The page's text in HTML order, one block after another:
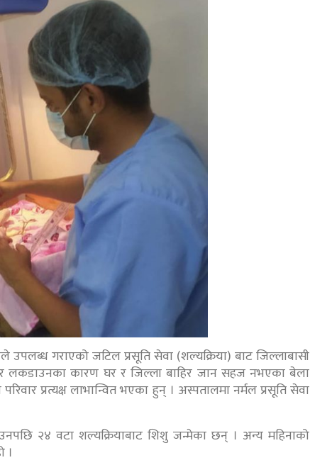
उपलब्ध गराएको जटिल प्रसूति सेवा (शल्यक्रिया) बाट जिल्लाबासी
लकडाउनका कारण घर र जिल्ला बाहिर जान सहज नभएका बेला
प्रत्यक्ष लाभान्वित भएका हुन् । अस्पतालमा नर्मल प्रसूति सेवा
२४ वटा शल्यक्रियाबाट शिशु जन्मेका छन् । अन्य महिनाको
।